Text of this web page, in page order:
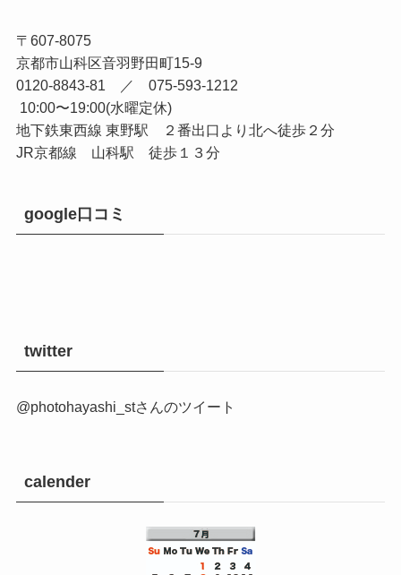
〒607-8075
京都市山科区音羽野田町15-9
0120-8843-81 ／ 075-593-1212
10:00〜19:00(水曜定休)
地下鉄東西線 東野駅 ２番出口より北へ徒歩２分
JR京都線 山科駅 徒歩１３分
google口コミ
twitter
@photohayashi_stさんのツイート
calender